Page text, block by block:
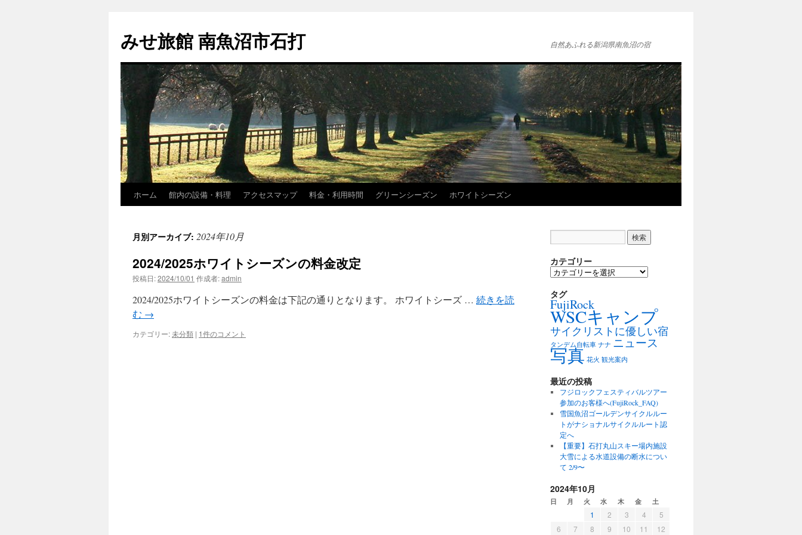
テ
ン
ス
キ
ッ
プ
みせ旅館 南魚沼市石打 自然あふれる新潟県南魚沼の宿
ホーム 館内の設備・料理 アクセスマップ 料金・利用時間 グリーンシーズン ホワイトシーズン
月別アーカイブ: 2024年10月
2024/2025ホワイトシーズンの料金改定
投稿日:2024/10/01 作成者:admin
2024/2025ホワイトシーズンの料金は下記の通りとなります。 ホワイトシーズ … 続きを読
む →
カテゴリー:未分類 | 1件のコメント
カテゴリー
カ
ゴ
リ
ー
タグ
FujiRock
WSCキャンプ
サイクリストに優しい宿
タンデム自転車 ナナ ニュース
写真 花火 観光案内
最近の投稿
フジロックフェスティバルツアー
参加のお客様へ(FujiRock_FAQ)
雪国魚沼ゴールデンサイクルルー
トがナショナルサイクルルート認
定へ
【重要】石打丸山スキー場内施設
大雪による水道設備の断水につい
て 2/9〜
2024年10月
日 月 火 水 木 金 土
1 2 3 4
5
6
7 8 9 10 11 12